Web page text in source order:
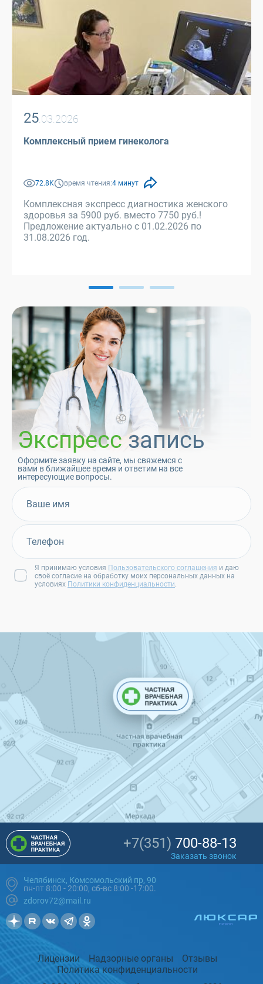
25 .03.2026
Комплексный прием гинеколога
72.8K время чтения:4 минут
Комплексная экспресс диагностика женского
здоровья за 5900 руб. вместо 7750 руб.!
Предложение актуально с 01.02.2026 по
31.08.2026 год.
Экспрессзапись
Оформите заявку на сайте, мы свяжемся с
вами в ближайшее время и ответим на все
интересующие вопросы.
Я принимаю условия Пользовательского соглашения и даю
своё согласие на обработку моих персональных данных на
условиях Политики конфиденциальности.
+7(351) 700-88-13
Заказать звонок
Челябинск, Комсомольский пр, 90
пн-пт 8:00 - 20:00, сб-вс 8:00 -17:00.
zdorov72@mail.ru
Лицензии Надзорные органы
Отзывы
Политика конфиденциальности